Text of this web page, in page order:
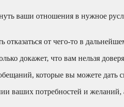
ваши отношения в нужное
от чего-то в
докажет, что вам нельзя
которые вы можете дать
ваших потребностей и желаний,